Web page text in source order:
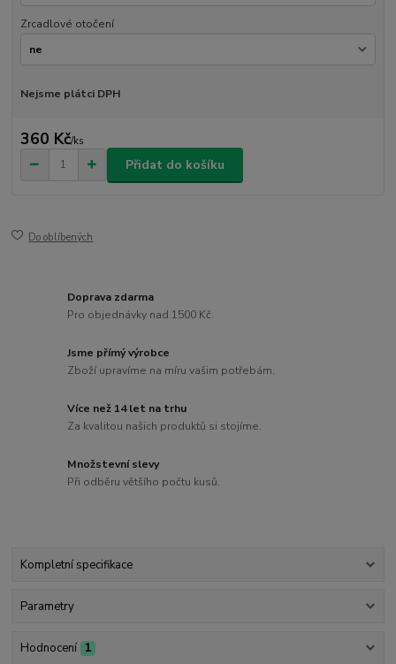
Zrcadlové otočení
Nejsme plátci DPH
360 Kč/ks
Přidat do košíku
Do oblíbených
Doprava zdarma
Pro objednávky nad 1500 Kč.
Jsme přímý výrobce
Zboží upravíme na míru vašim potřebám.
Více než 14 let na trhu
Za kvalitou našich produktů si stojíme.
Množstevní slevy
Při odběru většího počtu kusů.
Kompletní specifikace
Parametry
Hodnocení 1